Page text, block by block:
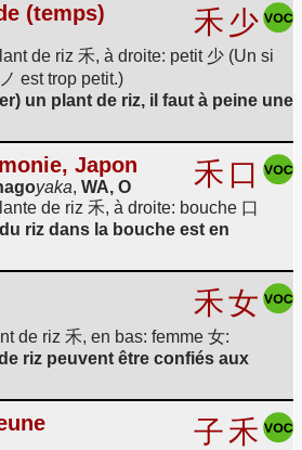
(temps) 禾 少
de riz 禾, à droite: petit 少 (Un si
est trop petit.)
un plant de riz, il faut à peine une
Japon
yaka, WA, O 禾 口
de riz 禾, à droite: bouche 口
riz dans la bouche est en
禾女
de riz 禾, en bas: femme 女:
riz peuvent être confiés aux
子禾